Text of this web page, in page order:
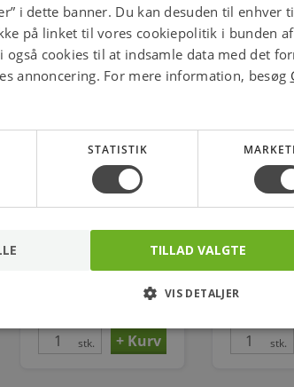
Georg Fischer tee 45°
stk.
Georg
sort
stk.
i dette banner. Du kan desuden til
på linket til vores cookiepolitik i bunden
også cookies til at indsamle data med det
annoncering. For mere information, besøg
STATISTIK
TILLAD VALGTE
VIS DETALJER